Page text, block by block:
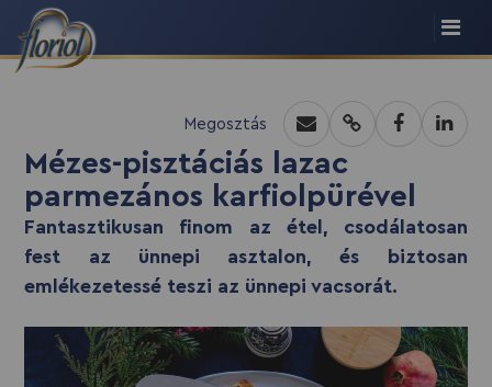
recept script
Megosztás
Mézes-pisztáciás lazac
parmezános karfiolpürével
Fantasztikusan finom az étel, csodálatosan
fest az ünnepi asztalon, és biztosan
emlékezetessé teszi az ünnepi vacsorát.